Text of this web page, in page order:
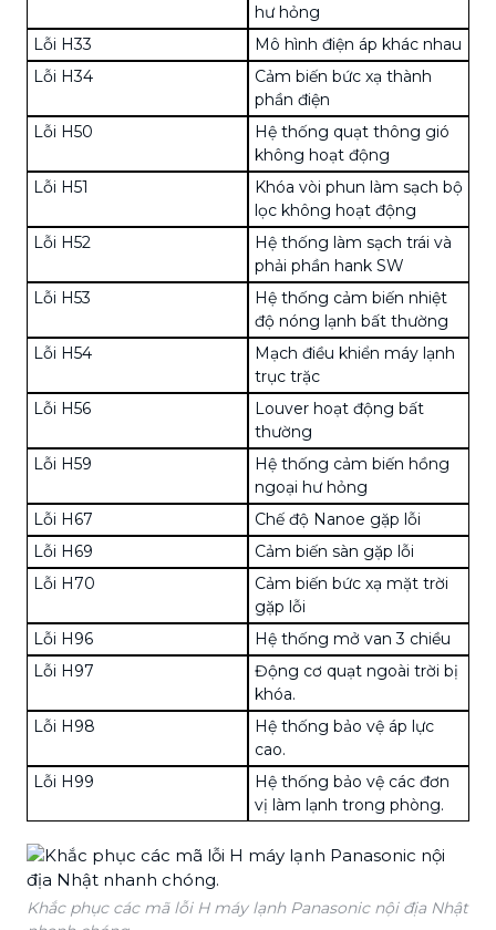
hư hỏng
Lỗi H33
Mô hình điện áp khác nhau
Lỗi H34
Cảm biến bức xạ thành
phần điện
Lỗi H50
Hệ thống quạt thông gió
không hoạt động
Lỗi H51
Khóa vòi phun làm sạch bộ
lọc không hoạt động
Lỗi H52
Hệ thống làm sạch trái và
phải phần hank SW
Lỗi H53
Hệ thống cảm biến nhiệt
độ nóng lạnh bất thường
Lỗi H54
Mạch điều khiển máy lạnh
trục trặc
Lỗi H56
Louver hoạt động bất
thường
Lỗi H59
Hệ thống cảm biến hồng
ngoại hư hỏng
Lỗi H67
Chế độ Nanoe gặp lỗi
Lỗi H69
Cảm biến sàn gặp lỗi
Lỗi H70
Cảm biến bức xạ mặt trời
gặp lỗi
Lỗi H96
Hệ thống mở van 3 chiều
Lỗi H97
Động cơ quạt ngoài trời bị
khóa.
Lỗi H98
Hệ thống bảo vệ áp lực
cao.
Lỗi H99
Hệ thống bảo vệ các đơn
vị làm lạnh trong phòng.
Khắc phục các mã lỗi H máy lạnh Panasonic nội địa Nhật